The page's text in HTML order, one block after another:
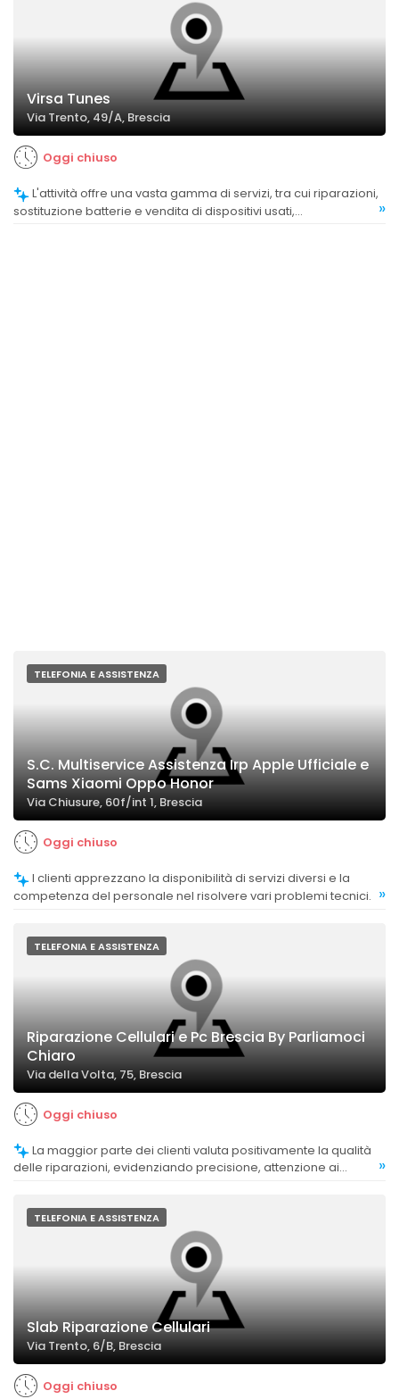
Virsa Tunes
Via Trento, 49/A, Brescia
Oggi chiuso
sostituzione batterie e vendita di dispositivi usati,
»
TELEFONIA E ASSISTENZA
S.C. Multiservice Assistenza Irp Apple Ufficiale e
Sams Xiaomi Oppo Honor
Via Chiusure, 60f/int 1, Brescia
Oggi chiuso
competenza del personale nel risolvere vari problemi tecnici. »
TELEFONIA E ASSISTENZA
Riparazione Cellulari e Pc Brescia By Parliamoci
Chiaro
Via della Volta, 75, Brescia
Oggi chiuso
delle riparazioni, evidenziando precisione, attenzione ai
»
TELEFONIA E ASSISTENZA
Slab Riparazione Cellulari
Via Trento, 6/B, Brescia
Oggi chiuso